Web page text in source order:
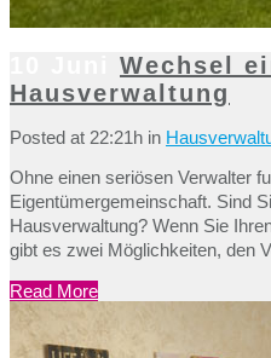
Wechsel
Hausverwaltung
Posted at 22:21h in
Ohne einen seriösen Verwalter
Eigentümergemeinschaft. Sind
Hausverwaltung? Wenn Sie
gibt es zwei Möglichkeiten, den
Read More